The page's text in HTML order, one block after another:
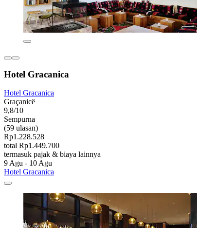
Hotel Gracanica
Hotel Gracanica
Graçanicë
9,8/10
Sempurna
(59 ulasan)
Rp1.228.528
total Rp1.449.700
termasuk pajak & biaya lainnya
9 Agu - 10 Agu
Hotel Gracanica